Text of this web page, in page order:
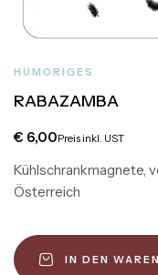
HUMORIGES
RABAZAMBA
€ 6,00Preis inkl. UST
Kühlschrankmagnete,
Österreich
IN DEN